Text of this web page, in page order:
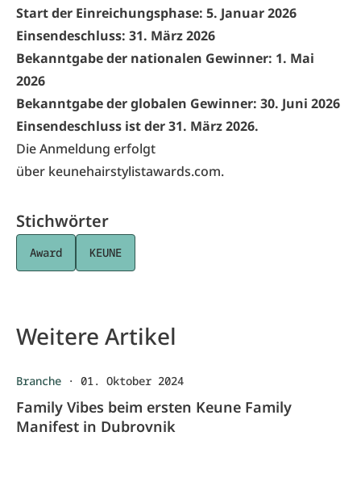
Start der Einreichungsphase: 5. Januar 2026
Einsendeschluss: 31. März 2026
Bekanntgabe der nationalen Gewinner: 1. Mai
2026
Bekanntgabe der globalen Gewinner: 30. Juni 2026
Einsendeschluss ist der 31. März 2026.
Die Anmeldung erfolgt
über keunehairstylistawards.com.
Stichwörter
Award KEUNE
Weitere Artikel
Branche · 01. Oktober 2024
Family Vibes beim ersten Keune Family
Manifest in Dubrovnik